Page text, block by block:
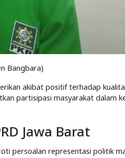
Bangbara)
akibat positif terhadap
partisipasi masyarakat dalam
Jawa Barat
persoalan representasi politik